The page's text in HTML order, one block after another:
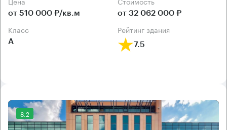
от 510 000 ₽/кв.м от 32 062 000 ₽
класс
А
рейтинг здания
7.5
8.2